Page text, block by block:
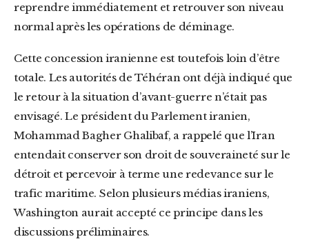
reprendre immédiatement et retrouver son niveau
normal après les opérations de déminage.
Cette concession iranienne est toutefois loin d’être
totale. Les autorités de Téhéran ont déjà indiqué que
le retour à la situation d’avant-guerre n’était pas
envisagé. Le président du Parlement iranien,
Mohammad Bagher Ghalibaf, a rappelé que l’Iran
entendait conserver son droit de souveraineté sur le
détroit et percevoir à terme une redevance sur le
trafic maritime. Selon plusieurs médias iraniens,
Washington aurait accepté ce principe dans les
discussions préliminaires.